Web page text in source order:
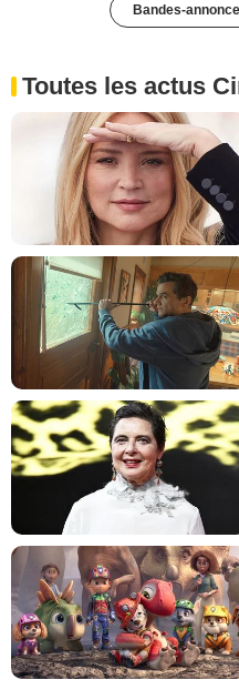
Bandes-
Toutes les actus